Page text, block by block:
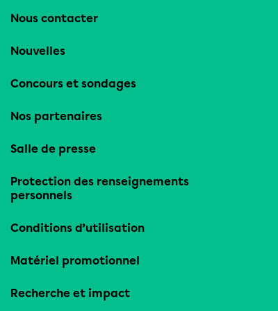
Nous contacter
Nouvelles
Concours et sondages
Nos partenaires
Salle de presse
Protection des renseignements
personnels
Conditions d’utilisation
Matériel promotionnel
Recherche et impact